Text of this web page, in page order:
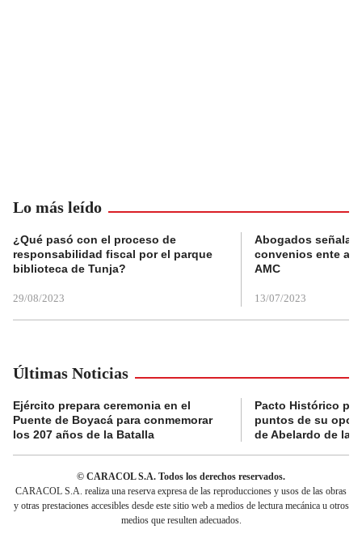
Lo más leído
¿Qué pasó con el proceso de
responsabilidad fiscal por el parque
biblioteca de Tunja?
29/08/2023
Abogados
convenios ente
AMC
13/07/2023
Últimas Noticias
Ejército prepara ceremonia en el
Puente de Boyacá para conmemorar
los 207 años de la Batalla
Pacto Histórico
puntos de su
de Abelardo de la
© CARACOL S.A. Todos los derechos reservados.
CARACOL S.A. realiza una reserva expresa de las reproducciones y usos de las obras
y otras prestaciones accesibles desde este sitio web a medios de lectura mecánica u otros
medios que resulten adecuados.